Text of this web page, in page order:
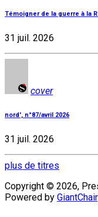
Témoigner de la guerre à la
31 juil. 2026
cover
nord', n°87/avril 2026
31 juil. 2026
plus de titres
Copyright © 2026,
Powered by GiantChair